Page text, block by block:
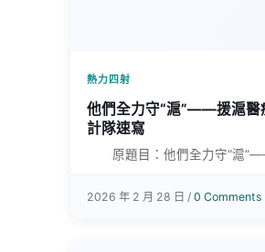
熱力四射
他們全力守“滬”——援滬醫
計隊速寫
原題目：他們全力守“滬
2026 年 2 月 28 日 /0 Comments